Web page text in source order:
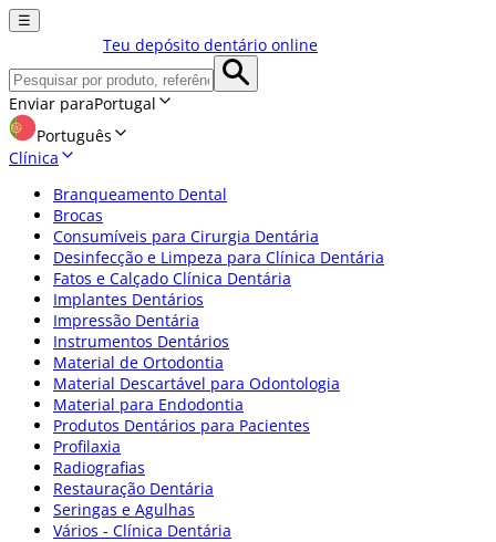
☰
Teu depósito dentário online
Enviar paraPortugal
Português
Clínica
Branqueamento Dental
Brocas
Consumíveis para Cirurgia Dentária
Desinfecção e Limpeza para Clínica Dentária
Fatos e Calçado Clínica Dentária
Implantes Dentários
Impressão Dentária
Instrumentos Dentários
Material de Ortodontia
Material Descartável para Odontologia
Material para Endodontia
Produtos Dentários para Pacientes
Profilaxia
Radiografias
Restauração Dentária
Seringas e Agulhas
Vários - Clínica Dentária